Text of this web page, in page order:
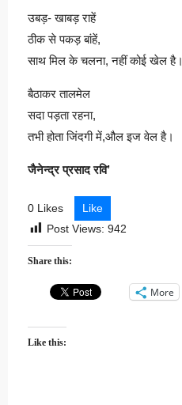
उबड़- खाबड़ राहें
ठीक से पकड़ बांहें,
साथ मिल के चलना, नहीं कोई खेल है।
बैठाकर तालमेल
सदा पड़ता रहना,
तभी होता जिंदगी में,औल इज वेल है।
जैनेन्द्र प्रसाद रवि’
0 Likes
Like
Post Views: 942
Share this:
More
Like this: